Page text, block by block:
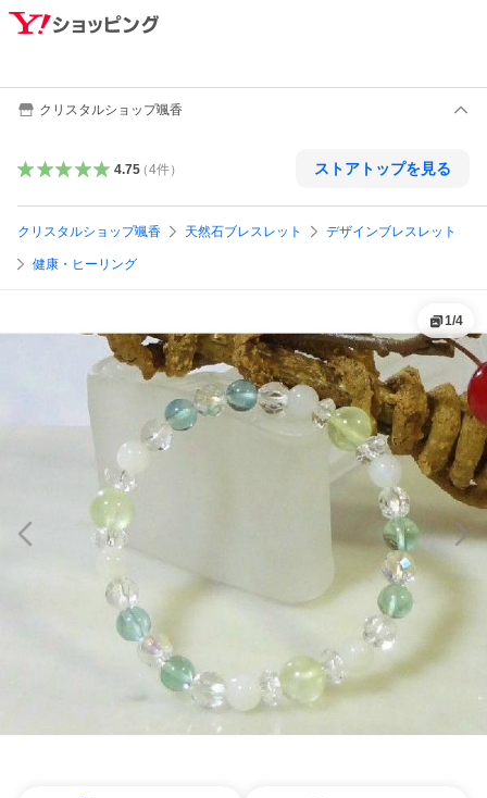
クリスタルショップ颯香
4.75（4件） ストアトップを見る
クリスタルショップ颯香 天然石ブレスレット デザインブレスレット
健康・ヒーリング
1/4